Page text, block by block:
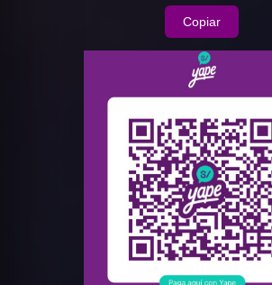
Copiar